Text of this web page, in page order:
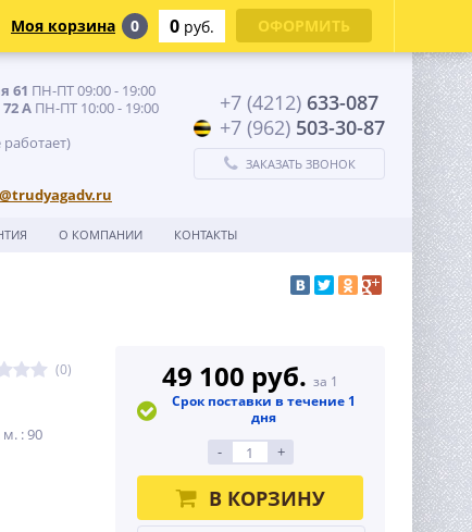
61 ПН-ПТ 09:00 - 19:00
А ПН-ПТ 10:00 - 19:00
+7 (4212) 633-087
+7 (962) 503-30-87
ЗАКАЗАТЬ ЗВОНОК
О КОМПАНИИ КОНТАКТЫ
(0)
: 90
49 100 руб. за 1
Срок поставки в течение 1
дня
- +
В КОРЗИНУ
Моя корзина 0 0 руб. ОФОРМИТЬ